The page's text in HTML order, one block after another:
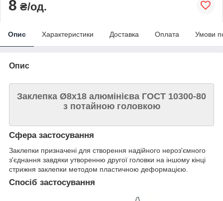
8 ₴/од.
Опис Характеристики Доставка Оплата Умови
Опис
Заклепка Ø8х18 алюмінієва ГОСТ 10300-80
з потайною головкою
Сфера застосування
Заклепки призначені для створення надійного нероз'ємного
з'єднання завдяки утворенню другої головки на іншому кінці
стрижня заклепки методом пластичною деформацією.
Спосіб застосування